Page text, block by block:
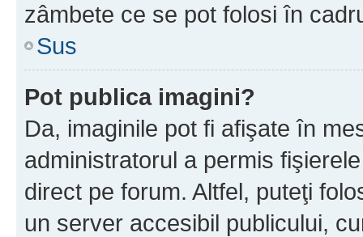
zâmbete ce se pot folosi în
Sus
Pot publica imagini?
Da, imaginile pot fi afişate în
administratorul a permis
direct pe forum. Altfel, puteţi
un server accesibil publicului,